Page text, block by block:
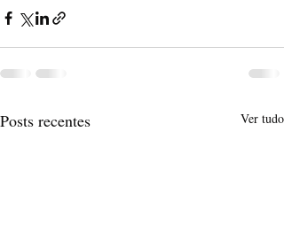
Posts recentes Ver tudo